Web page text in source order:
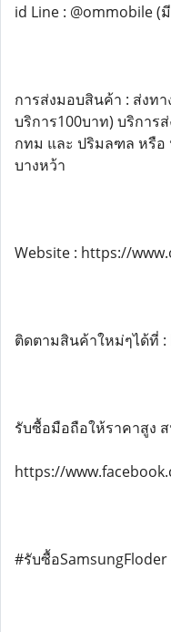
id Line : @ommobile
การส่งมอบสินค้า : ส่งท
บริการ100บาท) บริการ
กทม และ ปริมลฑล หรือ
บางหว้า
Website : https://
ติดตามสินค้าใหม่ๆได้ที่
รับซื้อมือถือให้ราคาสูง
https://
#รับซื้อ